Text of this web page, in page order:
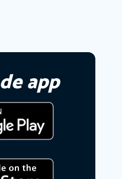
de app